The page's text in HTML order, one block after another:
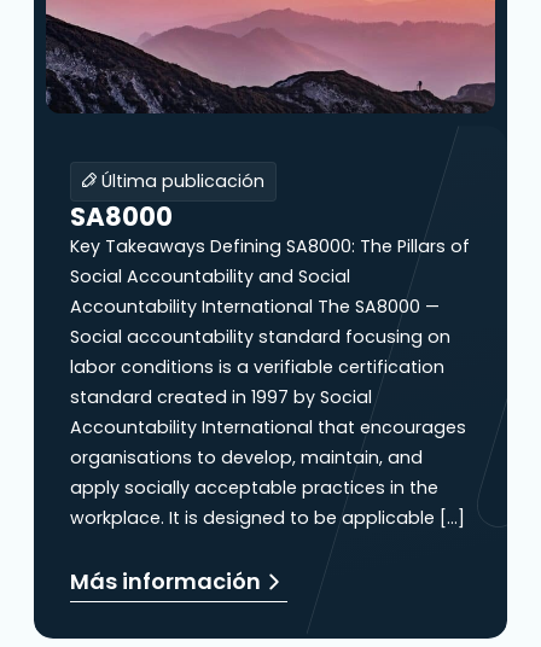
Última publicación
SA8000
Key Takeaways Defining SA8000: The Pillars of
Social Accountability and Social
Accountability International The SA8000 —
Social accountability standard focusing on
labor conditions is a verifiable certification
standard created in 1997 by Social
Accountability International that encourages
organisations to develop, maintain, and
apply socially acceptable practices in the
workplace. It is designed to be applicable […]
Más información